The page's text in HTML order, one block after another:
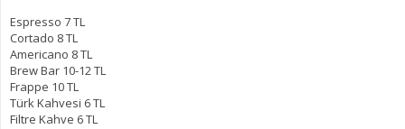
Espresso 7 TL
Cortado 8 TL
Americano 8 TL
Brew Bar 10-12 TL
Frappe 10 TL
Türk Kahvesi 6 TL
Filtre Kahve 6 TL